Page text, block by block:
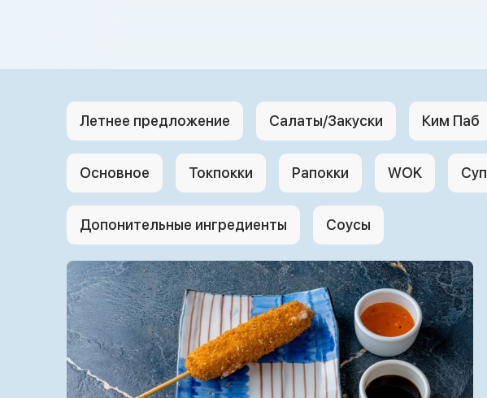
Летнее предложение Салаты/Закуски Ким Паб
Основное Токпокки Рапокки WOK Суп
Допонительные ингредиенты Соусы